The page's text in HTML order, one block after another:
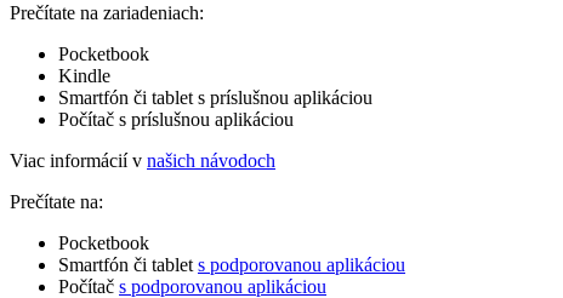
Prečítate na zariadeniach:
Pocketbook
Kindle
Smartfón či tablet s príslušnou aplikáciou
Počítač s príslušnou aplikáciou
Viac informácií v našich návodoch
Prečítate na:
Pocketbook
Smartfón či tablet s podporovanou aplikáciou
Počítač s podporovanou aplikáciou